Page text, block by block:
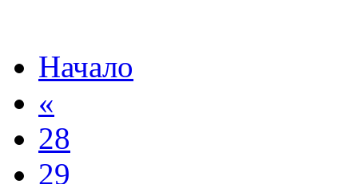
Начало
«
28
29